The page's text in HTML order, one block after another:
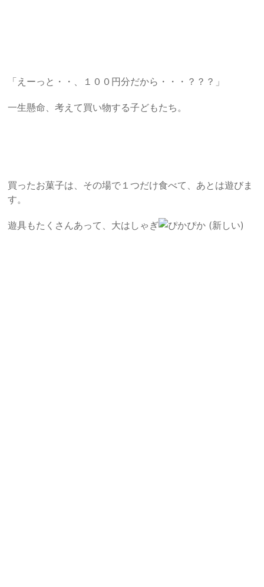
「えーっと・・、１００円分だから・・・？？？」
一生懸命、考えて買い物する子どもたち。
買ったお菓子は、その場で１つだけ食べて、あとは遊びま
す。
遊具もたくさんあって、大はしゃぎ